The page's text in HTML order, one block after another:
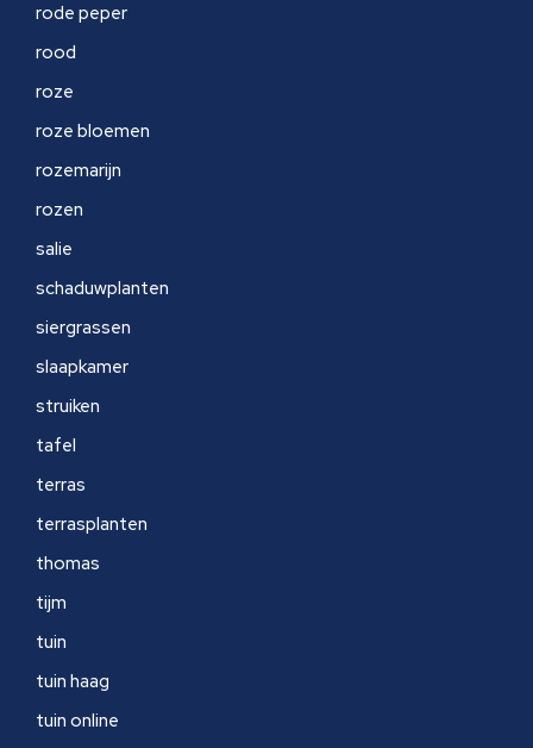
rode peper
rood
roze
roze bloemen
rozemarijn
rozen
salie
schaduwplanten
siergrassen
slaapkamer
struiken
tafel
terras
terrasplanten
thomas
tijm
tuin
tuin haag
tuin online